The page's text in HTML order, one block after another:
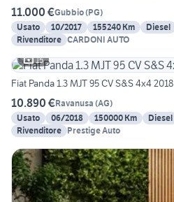
11.000 €Gubbio(PG)
Usato
10/2017 155240 Km Diesel
Rivenditore CARDONI AUTO
15
Fiat Panda 1.3 MJT 95 CV S&S 4x4 2018
10.890 €Ravanusa (AG)
Usato
06/2018 150000 Km Diesel
Rivenditore Prestige Auto